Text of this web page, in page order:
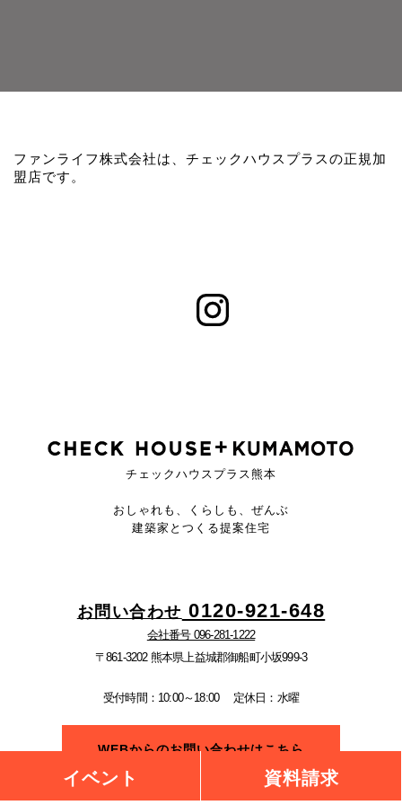
ファンライフ株式会社は、チェックハウスプラスの正規加
盟店です。
チェックハウスプラス熊本
おしゃれも、くらしも、ぜんぶ
建築家とつくる提案住宅
お問い合わせ 0120-921-648
会社番号 096-281-1222
〒861-3202 熊本県上益城郡御船町小坂999-3
受付時間：10:00～18:00 定休日：水曜
WEBからのお問い合わせはこちら
イベント 資料請求